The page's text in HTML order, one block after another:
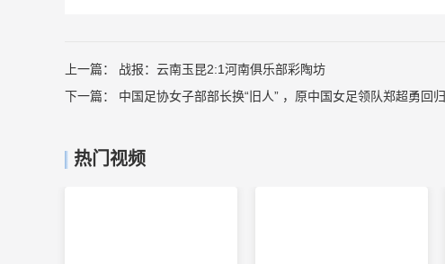
上一篇： 战报：云南玉昆2:1河南俱乐部彩陶坊
下一篇： 中国足协女子部部长换“旧人” ，原中国女足领队郑超勇回归
热门视频